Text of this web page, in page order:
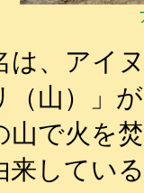
、アイ
（山）」
山で火を
来してい